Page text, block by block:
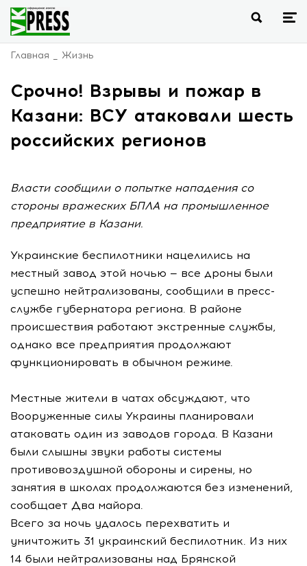
Главная Жизнь
Срочно! Взрывы и пожар в
Казани: ВСУ атаковали шесть
российских регионов
Власти сообщили о попытке нападения со
стороны вражеских БПЛА на промышленное
предприятие в Казани.
Украинские беспилотники нацелились на
местный завод этой ночью — все дроны были
успешно нейтрализованы, сообщили в пресс-
службе губернатора региона. В районе
происшествия работают экстренные службы,
однако все предприятия продолжают
функционировать в обычном режиме.
Местные жители в чатах обсуждают, что
Вооруженные силы Украины планировали
атаковать один из заводов города. В Казани
были слышны звуки работы системы
противовоздушной обороны и сирены, но
занятия в школах продолжаются без изменений,
сообщает Два майора.
Всего за ночь удалось перехватить и
уничтожить 31 украинский беспилотник. Из них
14 были нейтрализованы над Брянской